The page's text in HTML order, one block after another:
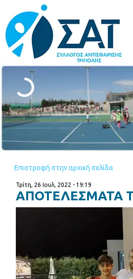
Επιστροφή στην αρχική σελίδα
Τρίτη, 26 Ιουλ, 2022 - 19:19
ΑΠΟΤΕΛΕΣΜΑΤΑ